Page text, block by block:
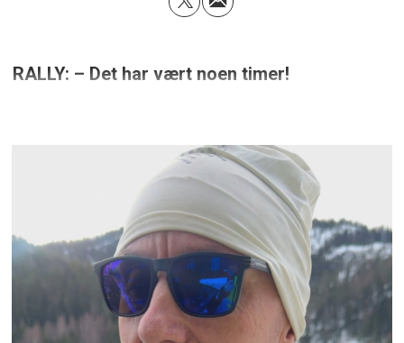
RALLY: – Det har vært noen timer!